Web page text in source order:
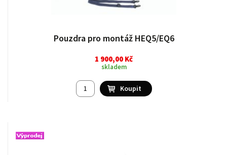
Pouzdra pro montáž HEQ5/EQ6
1 900,00 Kč
skladem